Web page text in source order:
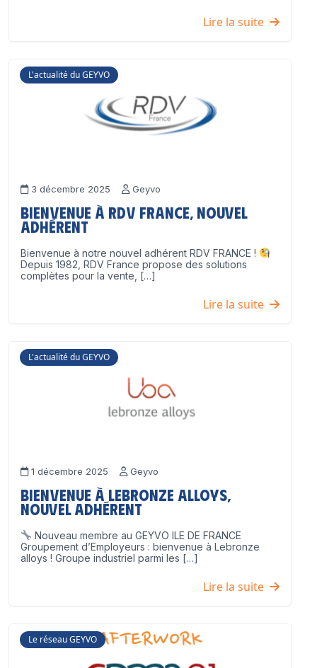
Lire la suite
L'actualité du GEYVO
3 décembre 2025 Geyvo
Bienvenue à RDV France, nouvel
adhérent
Bienvenue à notre nouvel adhérent RDV FRANCE !
Depuis 1982, RDV France propose des solutions
complètes pour la vente, […]
Lire la suite
L'actualité du GEYVO
1 décembre 2025 Geyvo
Bienvenue à Lebronze Alloys,
nouvel adhérent
Nouveau membre au GEYVO ILE DE FRANCE
Groupement d’Employeurs : bienvenue à Lebronze
alloys ! Groupe industriel parmi les […]
Lire la suite
Le réseau GEYVO